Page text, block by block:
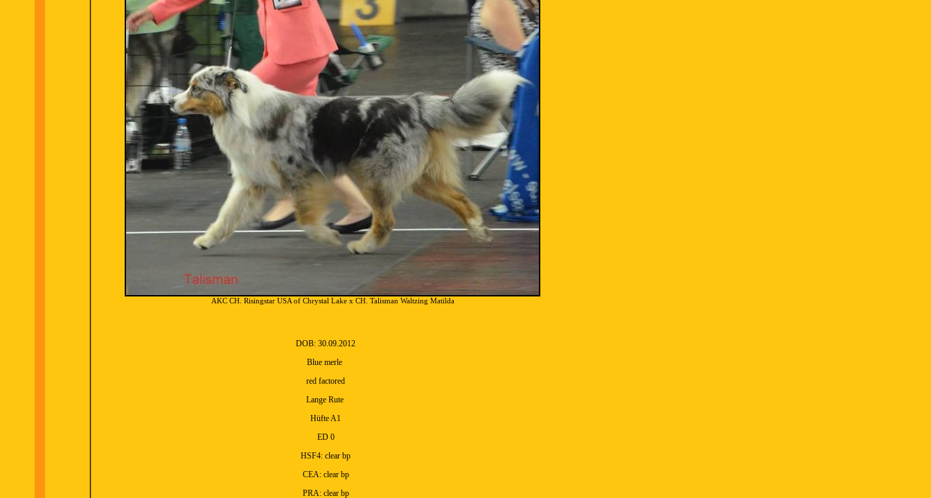
AKC CH. Risingstar USA of Chrystal Lake x CH. Talisman Waltzing Matilda
DOB: 30.09.2012
Blue merle
red factored
Lange Rute
Hüfte A1
ED 0
HSF4: clear bp
CEA: clear bp
PRA: clear bp